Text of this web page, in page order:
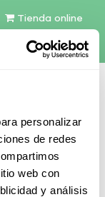
personalizar
de redes
web con
y análisis
Tienda online
Español